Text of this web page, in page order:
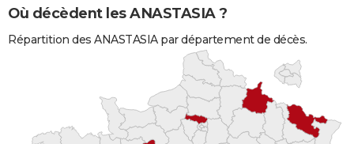
Où décèdent les ANASTASIA ?
Répartition des ANASTASIA par département de décès.